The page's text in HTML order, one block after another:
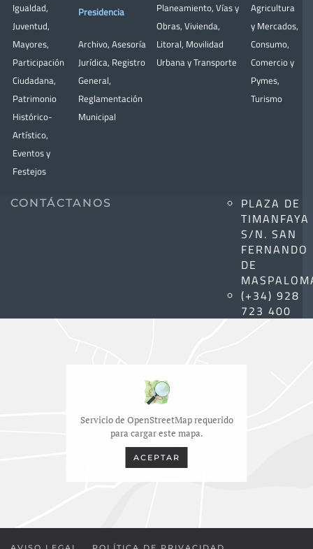
Igualdad,
Juventud,
Mayores,
Participación
Ciudadana,
Patrimonio
Histórico-
Artístico,
Eventos y
Festejos
Presidencia
Archivo, Asesoría
Jurídica, Registro
General,
Reglamentación
Municipal
Planeamiento, Vías y
Obras, Vivienda,
Litoral, Movilidad
Urbana y Transporte
Agricultura
y Mercados,
Consumo,
Comercio y
Pymes,
Turismo
CONTÁCTANOS
PLAZA DE
TIMANFAYA
S/N. SAN
FERNANDO
DE
(+34) 928
723 400
Servicio de OpenStreetMap requerido
para cargar este mapa.
ACEPTAR